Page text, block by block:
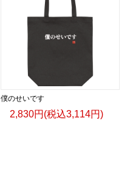
僕のせいです
2,830円(税込3,114円)